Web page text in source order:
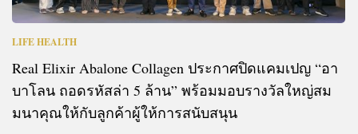
LIFE HEALTH
Real Elixir Abalone Collagen ประกาศปิดแคมเปญ “อา
บาโลน ถอดรหัสล่า 5 ล้าน” พร้อมมอบรางวัลใหญ่สม
มนาคุณให้กับลูกค้าผู้ให้การสนับสนุน